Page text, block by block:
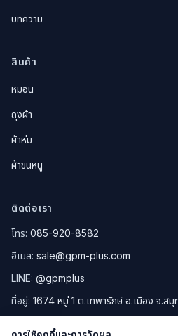
บทความ
สินค้า
หมอน
ถุงผ้า
ผ้าห่ม
ผ้าขนหนู
ติดต่อเรา
โทร: 085-920-8582
อีเมล: sale@gpm-plus.com
LINE: @gpmplus
ที่อยู่: 1674 หมู่ 1 ต.เทพารักษ์ อ.เมือง จ.สมุ